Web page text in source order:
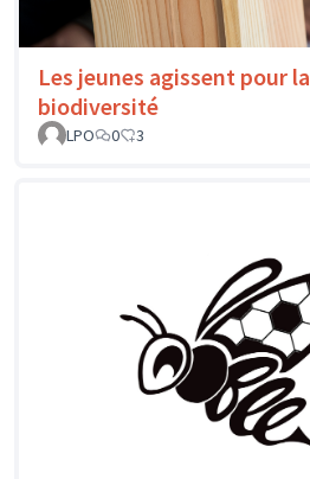
Les jeunes agissent pour la
biodiversité
LPO
0 3